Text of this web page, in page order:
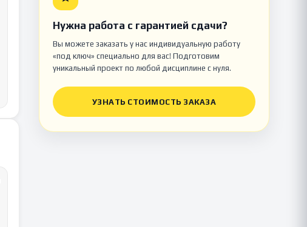
Нужна работа с гарантией сдачи?
Вы можете заказать у нас индивидуальную работу
«под ключ» специально для вас! Подготовим
уникальный проект по любой дисциплине с нуля.
УЗНАТЬ СТОИМОСТЬ ЗАКАЗА